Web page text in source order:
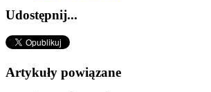
Udostępnij...
Artykuły powiązane